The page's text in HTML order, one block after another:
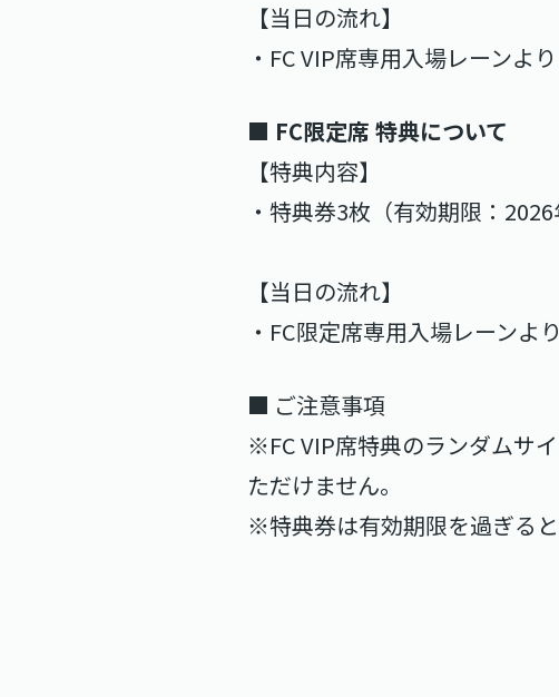
【当日の流れ】
・FC VIP席専用入場レーンよ
■ FC限定席 特典について
【特典内容】
・特典券3枚（有効期限：2026
【当日の流れ】
・FC限定席専用入場レーン
■ ご注意事項
※FC VIP席特典のランダムサ
ただけません。
※特典券は有効期限を過ぎると